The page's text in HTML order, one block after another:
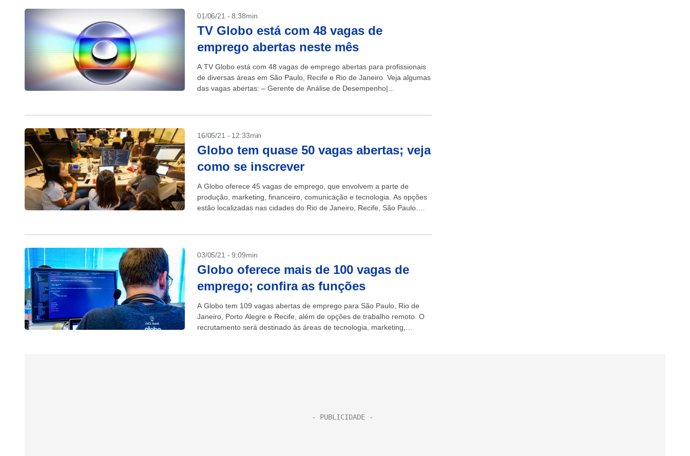
01/06/21 - 8:38min
TV Globo está com 48 vagas de
emprego abertas neste mês
A TV Globo está com 48 vagas de emprego abertas para profissionais
de diversas áreas em São Paulo, Recife e Rio de Janeiro. Veja algumas
das vagas abertas: – Gerente de Análise de Desempenho|...
16/05/21 - 12:33min
Globo tem quase 50 vagas abertas; veja
como se inscrever
A Globo oferece 45 vagas de emprego, que envolvem a parte de
produção, marketing, financeiro, comunicação e tecnologia. As opções
estão localizadas nas cidades do Rio de Janeiro, Recife, São Paulo.
03/05/21 - 9:09min
Globo oferece mais de 100 vagas de
emprego; confira as funções
A Globo tem 109 vagas abertas de emprego para São Paulo, Rio de
Janeiro, Porto Alegre e Recife, além de opções de trabalho remoto. O
recrutamento será destinado às áreas de tecnologia, marketing,